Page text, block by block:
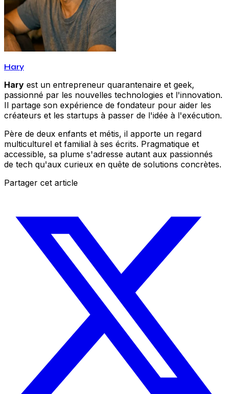
Hary
Hary est un entrepreneur quarantenaire et geek,
passionné par les nouvelles technologies et l'innovation.
Il partage son expérience de fondateur pour aider les
créateurs et les startups à passer de l'idée à l'exécution.
Père de deux enfants et métis, il apporte un regard
multiculturel et familial à ses écrits. Pragmatique et
accessible, sa plume s'adresse autant aux passionnés
de tech qu'aux curieux en quête de solutions concrètes.
Partager cet article